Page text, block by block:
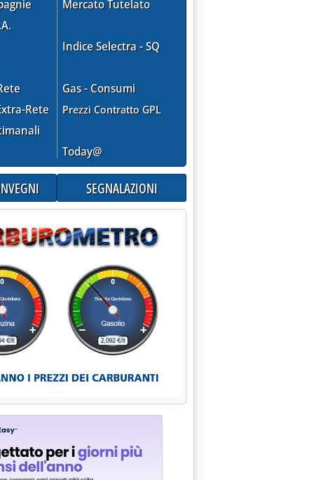
Rete
Mercato Tutelato
Indice Selectra - SQ
Gas - Consumi
Prezzi Contratto GPL
Today@
SEGNALAZIONI